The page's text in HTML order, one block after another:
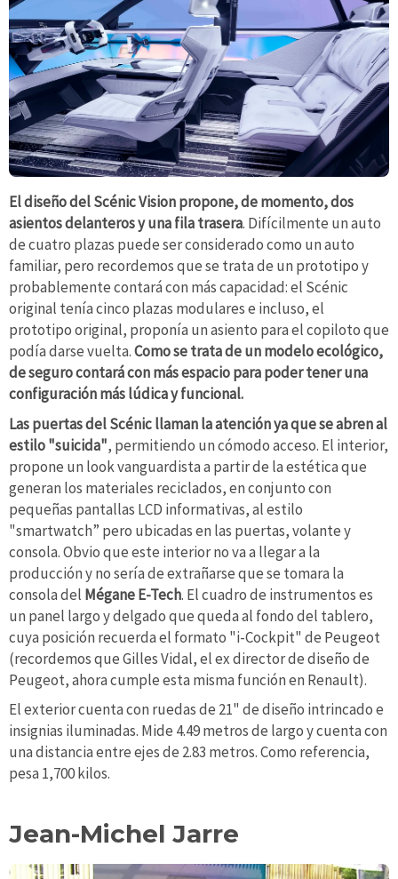
El diseño del Scénic Vision propone, de momento, dos
asientos delanteros y una fila trasera. Difícilmente un auto
de cuatro plazas puede ser considerado como un auto
familiar, pero recordemos que se trata de un prototipo y
probablemente contará con más capacidad: el Scénic
original tenía cinco plazas modulares e incluso, el
prototipo original, proponía un asiento para el copiloto que
podía darse vuelta.Como se trata de un modelo ecológico,
de seguro contará con más espacio para poder tener una
configuración más lúdica y funcional.
Las puertas del Scénic llaman la atención ya que se abren al
estilo "suicida", permitiendo un cómodo acceso. El interior,
propone un look vanguardista a partir de la estética que
generan los materiales reciclados, en conjunto con
pequeñas pantallas LCD informativas, al estilo
"smartwatch” pero ubicadas en las puertas, volante y
consola. Obvio que este interior no va a llegar a la
producción y no sería de extrañarse que se tomara la
consola del Mégane E-Tech. El cuadro de instrumentos es
un panel largo y delgado que queda al fondo del tablero,
cuya posición recuerda el formato "i-Cockpit" de Peugeot
(recordemos que Gilles Vidal, el ex director de diseño de
Peugeot, ahora cumple esta misma función en Renault).
El exterior cuenta con ruedas de 21" de diseño intrincado e
insignias iluminadas. Mide 4.49 metros de largo y cuenta con
una distancia entre ejes de 2.83 metros. Como referencia,
pesa 1,700 kilos.
Jean-Michel Jarre